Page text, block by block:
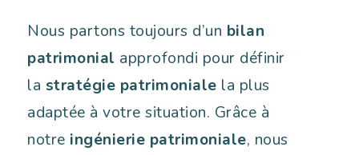
Nous partons toujours d’un bilan
patrimonial approfondi pour définir
la stratégie patrimoniale la plus
adaptée à votre situation. Grâce à
notre ingénierie patrimoniale, nous